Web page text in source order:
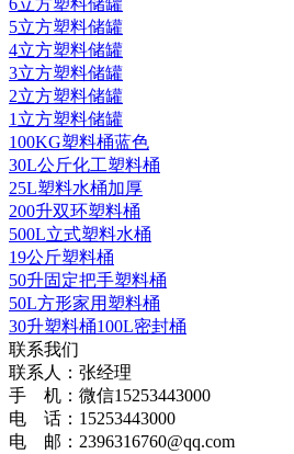
6立方塑料储罐
5立方塑料储罐
4立方塑料储罐
3立方塑料储罐
2立方塑料储罐
1立方塑料储罐
100KG塑料桶蓝色
30L公斤化工塑料桶
25L塑料水桶加厚
200升双环塑料桶
500L立式塑料水桶
19公斤塑料桶
50升固定把手塑料桶
50L方形家用塑料桶
30升塑料桶100L密封桶
联系我们
联系人：张经理
手 机：微信15253443000
电 话：15253443000
电 邮：2396316760@qq.com